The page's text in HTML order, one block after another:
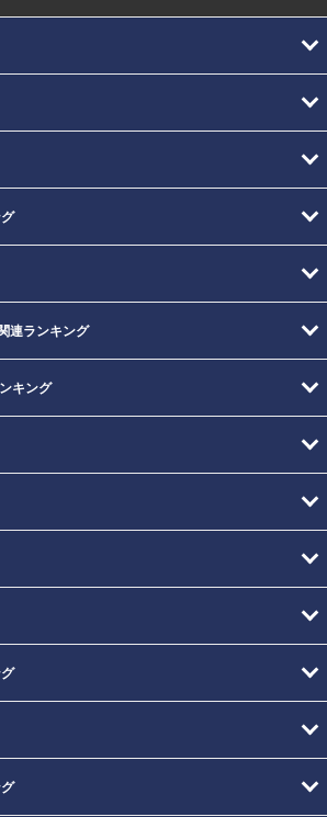
連ランキング
キング